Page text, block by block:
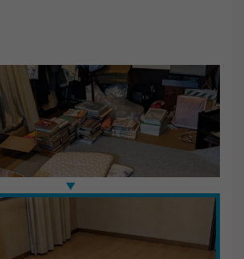
内容
事務所にあるデスクやパーテーション
。壁や床を傷つけないよう養生シート
しました。
言葉
で困っていたので本当に助かりまし
、次もお願いしたいです。」
品回収・お片付けはキラキらっきー岐阜
もり受付中です。